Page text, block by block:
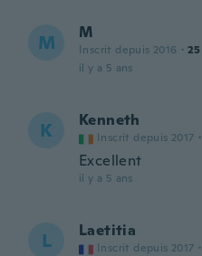
M M
Inscrit depuis 2016 · 25
il y a 5 ans
K Kenneth
Inscrit depuis 2017 ·
Excellent
il y a 5 ans
L Laetitia
Inscrit depuis 2017 ·